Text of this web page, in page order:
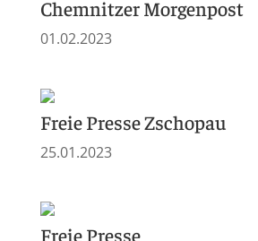
Chemnitzer Morgenpost
01.02.2023
Freie Presse Zschopau
25.01.2023
Freie Presse